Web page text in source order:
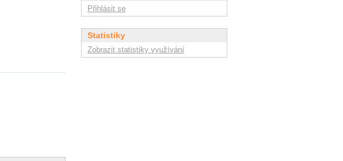
Přihlásit se
Statistiky
Zobrazit statistiky využívání